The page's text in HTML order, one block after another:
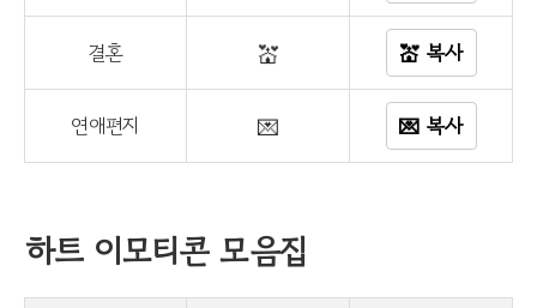
결혼 💒 💒 복사
연애편지 💌 💌 복사
하트 이모티콘 모음집